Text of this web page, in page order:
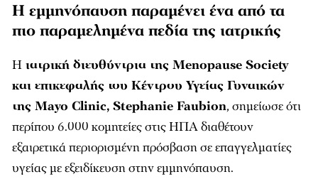
Η εμμηνόπαυση παραμένει ένα από τα
πιο παραμελημένα πεδία της ιατρικής
Η ιατρική διευθύντρια της Menopause Society
και επικεφαλής του Κέντρου Υγείας Γυναικών
της Mayo Clinic, Stephanie Faubion, σημείωσε ότι
περίπου 6.000 κομητείες στις ΗΠΑ διαθέτουν
εξαιρετικά περιορισμένη πρόσβαση σε επαγγελματίες
υγείας με εξειδίκευση στην εμμηνόπαυση.